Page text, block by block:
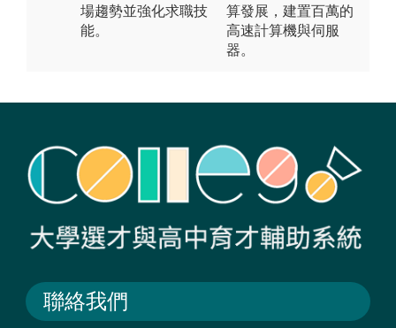
場趨勢並強化求職技
能。
算發展，建置百萬的
高速計算機與伺服
器。
聯絡我們